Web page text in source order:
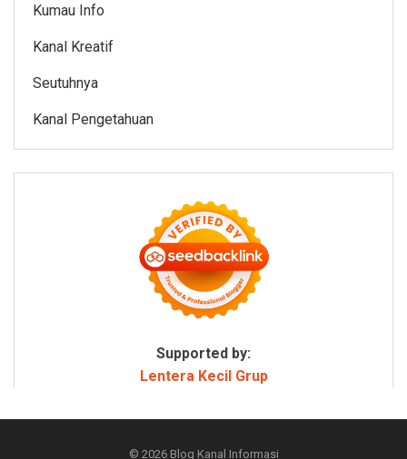
Kumau Info
Kanal Kreatif
Seutuhnya
Kanal Pengetahuan
Supported by:
Lentera Kecil Grup
© 2026 Blog Kanal Informasi